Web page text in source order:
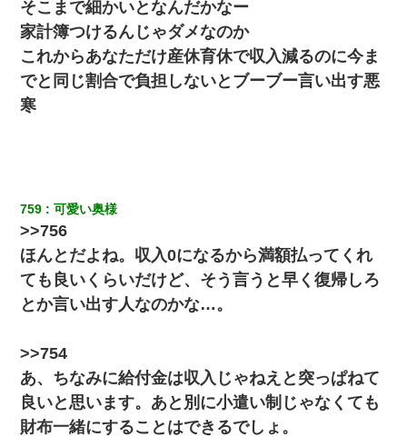
そこまで細かいとなんだかなー
家計簿つけるんじゃダメなのか
これからあなただけ産休育休で収入減るのに今ま
でと同じ割合で負担しないとブーブー言い出す悪
寒
759 可愛い奥様
>>756
ほんとだよね。収入0になるから満額払ってくれ
ても良いくらいだけど、そう言うと早く復帰しろ
とか言い出す人なのかな…。
>>754
あ、ちなみに給付金は収入じゃねえと突っぱねて
良いと思います。あと別に小遣い制じゃなくても
財布一緒にすることはできるでしょ。